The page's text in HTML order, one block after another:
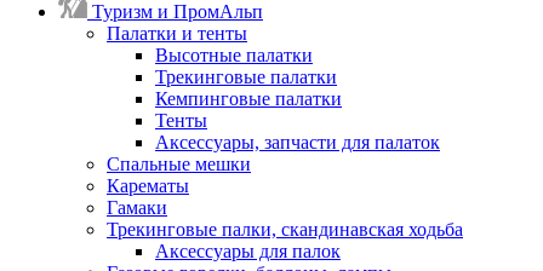
Туризм и ПромАльп
Палатки и тенты
Высотные палатки
Трекинговые палатки
Кемпинговые палатки
Тенты
Аксессуары, запчасти для палаток
Спальные мешки
Карематы
Гамаки
Трекинговые палки, скандинавская ходьба
Аксессуары для палок